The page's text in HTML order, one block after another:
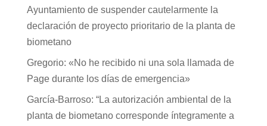
Ayuntamiento de suspender cautelarmente la
declaración de proyecto prioritario de la planta de
biometano
Gregorio: «No he recibido ni una sola llamada de
Page durante los días de emergencia»
García-Barroso: “La autorización ambiental de la
planta de biometano corresponde íntegramente a